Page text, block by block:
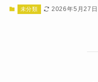
未分類 2026年5月27日